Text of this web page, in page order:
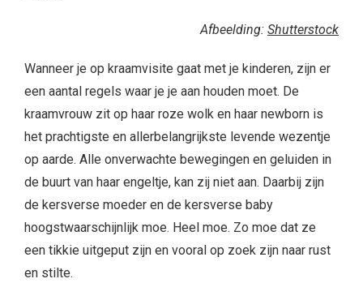
Afbeelding: Shutterstock
Wanneer je op kraamvisite gaat met je kinderen, zijn er
een aantal regels waar je je aan houden moet. De
kraamvrouw zit op haar roze wolk en haar newborn is
het prachtigste en allerbelangrijkste levende wezentje
op aarde. Alle onverwachte bewegingen en geluiden in
de buurt van haar engeltje, kan zij niet aan. Daarbij zijn
de kersverse moeder en de kersverse baby
hoogstwaarschijnlijk moe. Heel moe. Zo moe dat ze
een tikkie uitgeput zijn en vooral op zoek zijn naar rust
en stilte.